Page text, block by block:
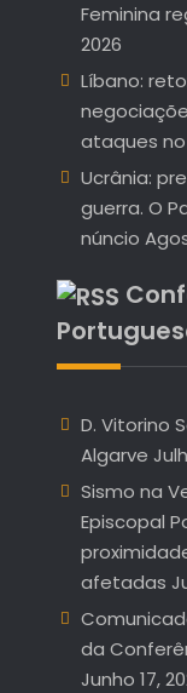
Feminina
2026
Líbano:
ataques no
Ucrânia:
guerra. O
núncio
D. Vitorino
Algarve
Sismo na
Episcopal
afetadas
da
Junho 17,